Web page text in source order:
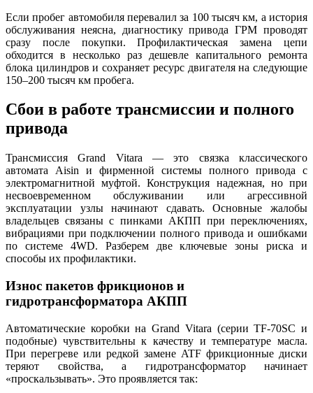
Если пробег автомобиля перевалил за 100 тысяч км, а история
обслуживания неясна, диагностику привода ГРМ проводят
сразу после покупки. Профилактическая замена цепи
обходится в несколько раз дешевле капитального ремонта
блока цилиндров и сохраняет ресурс двигателя на следующие
150–200 тысяч км пробега.
Сбои в работе трансмиссии и полного
привода
Трансмиссия Grand Vitara — это связка классического
автомата Aisin и фирменной системы полного привода с
электромагнитной муфтой. Конструкция надежная, но при
несвоевременном обслуживании или агрессивной
эксплуатации узлы начинают сдавать. Основные жалобы
владельцев связаны с пинками АКПП при переключениях,
вибрациями при подключении полного привода и ошибками
по системе 4WD. Разберем две ключевые зоны риска и
способы их профилактики.
Износ пакетов фрикционов и
гидротрансформатора АКПП
Автоматические коробки на Grand Vitara (серии TF-70SC и
подобные) чувствительны к качеству и температуре масла.
При перегреве или редкой замене ATF фрикционные диски
теряют свойства, а гидротрансформатор начинает
«проскальзывать». Это проявляется так: